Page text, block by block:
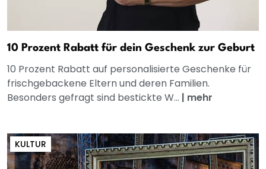
10 Prozent Rabatt für dein Geschenk zur Geburt
10 Prozent Rabatt auf personalisierte Geschenke für
frischgebackene Eltern und deren Familien.
Besonders gefragt sind bestickte W... | mehr
KULTUR